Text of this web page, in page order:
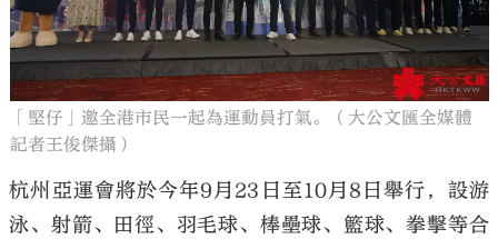
「堅仔」邀全港市民一起為運動員打氣。（大公文匯全媒體
記者王俊傑攝）
杭州亞運會將於今年9月23日至10月8日舉行，設游
泳、射箭、田徑、羽毛球、棒壘球、籃球、拳擊等合